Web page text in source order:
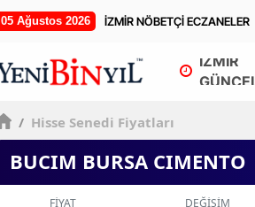
05 Ağustos 2026 İZMİR NÖBETÇİ ECZANELER
İZMİR
GÜNCEL
/ Hisse Senedi Fiyatları
BUCIM BURSA CIMENTO
FİYAT DEĞİŞİM